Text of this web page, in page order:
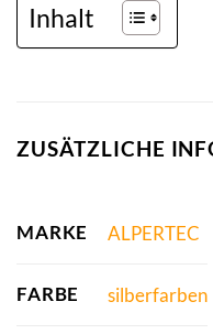
Inhalt
ZUSÄTZLICHE
MARKE ALPERTEC
FARBE silberfarben